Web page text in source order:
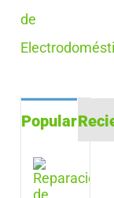
Popular
de